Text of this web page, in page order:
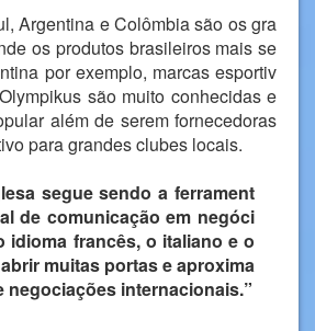
Argentina e Colômbia são os gra
os produtos brasileiros mais se
por exemplo, marcas esportiv
são muito conhecidas e
além de serem fornecedoras
para grandes clubes locais.
segue sendo a ferrament
de comunicação em negóci
idioma francês, o italiano e o
muitas portas e aproxima
negociações internacionais.”